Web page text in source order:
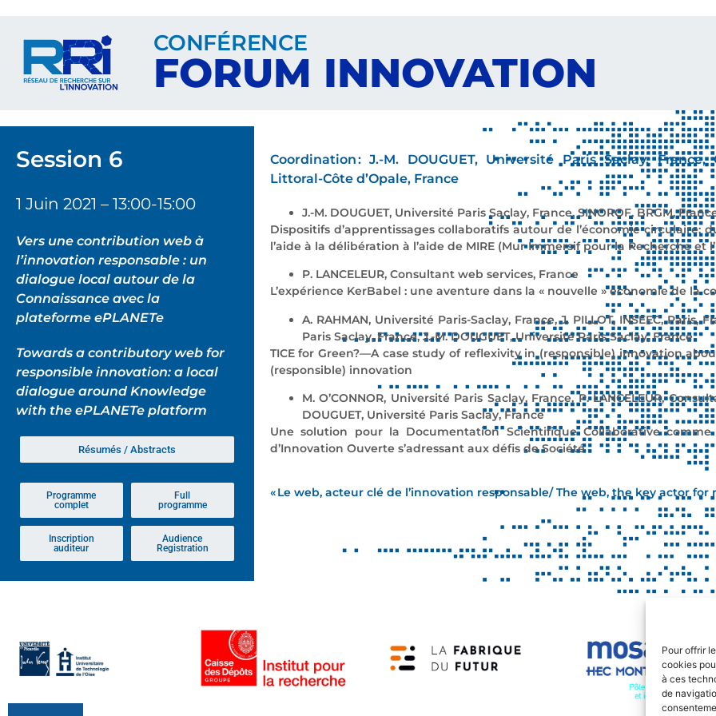
Pour offrir
cookies
à ces
de
CONFÉRENCE
FORUM INNOVATION
Session 6
1 Juin 2021 – 13:00-15:00
Vers une contribution web à
l’innovation responsable : un
dialogue local autour de la
Connaissance avec la
plateforme ePLANETe
Towards a contributory web for
responsible innovation: a local
dialogue around Knowledge
with the ePLANETe platform
Résumés / Abstracts
Programme
complet
Full
programme
Inscription
auditeur
Audience
Registration
Coordination : J.-M. DOUGUET, Université Paris Saclay,
Littoral-Côte d’Opale, France
J.-M. DOUGUET, Université Paris Saclay, France, SINOROF, BRGM,
Dispositifs d’apprentissages collaboratifs autour de l’économie circulaire:
l’aide à la délibération à l’aide de MIRE (Mur Immersif pour la Recherche et
P. LANCELEUR, Consultant web services, France
L’expérience KerBabel : une aventure dans la « nouvelle » économie de la
A. RAHMAN, Université Paris-Saclay, France, J. PILLOT, INSEEC, Paris,
Paris Saclay, France, J.-M. DOUGUET, Université Paris Saclay, France
TICE forGreen?—A case study of reflexivity in (responsible) innovation
(responsible) innovation
M. O’CONNOR, Université Paris Saclay, France, P. LANCELEUR,
DOUGUET, Université Paris Saclay, France
Une solution pour la Documentation Scientifique Collaborative
d’Innovation Ouverte s’adressant aux défis de Société
« Le web, acteur clé de l’innovation responsable/ The web, the key actor for